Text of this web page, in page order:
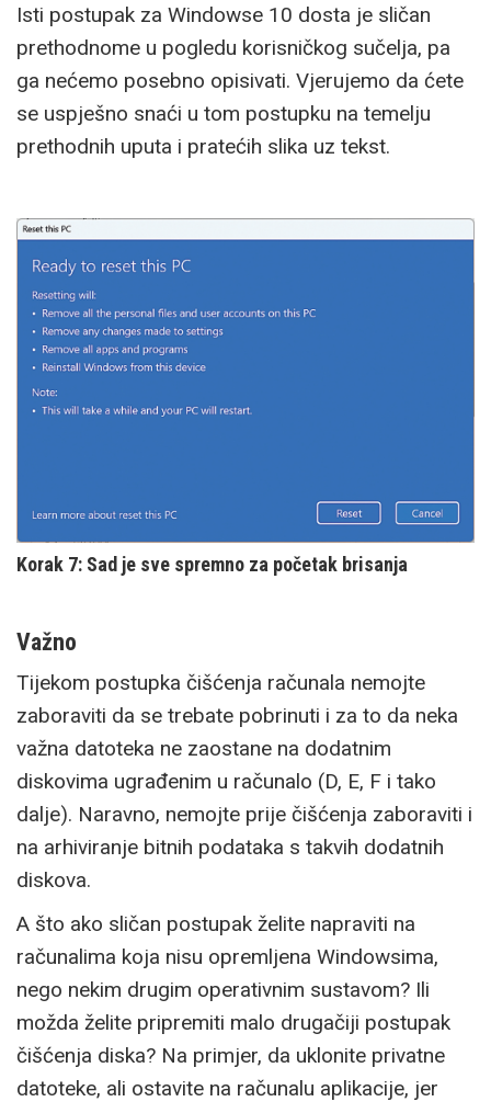
Isti postupak za Windowse 10 dosta je sličan
prethodnome u pogledu korisničkog sučelja, pa
ga nećemo posebno opisivati. Vjerujemo da ćete
se uspješno snaći u tom postupku na temelju
prethodnih uputa i pratećih slika uz tekst.
Korak 7: Sad je sve spremno za početak brisanja
Važno
Tijekom postupka čišćenja računala nemojte
zaboraviti da se trebate pobrinuti i za to da neka
važna datoteka ne zaostane na dodatnim
diskovima ugrađenim u računalo (D, E, F i tako
dalje). Naravno, nemojte prije čišćenja zaboraviti i
na arhiviranje bitnih podataka s takvih dodatnih
diskova.
A što ako sličan postupak želite napraviti na
računalima koja nisu opremljena Windowsima,
nego nekim drugim operativnim sustavom? Ili
možda želite pripremiti malo drugačiji postupak
čišćenja diska? Na primjer, da uklonite privatne
datoteke, ali ostavite na računalu aplikacije, jer